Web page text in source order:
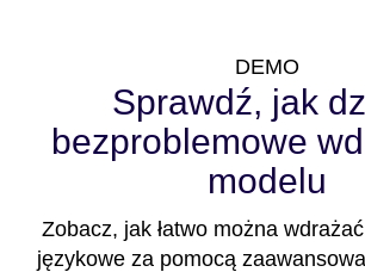
DEMO
Sprawdź, jak
bezproblemowe
modelu
Zobacz, jak łatwo można
językowe za pomocą